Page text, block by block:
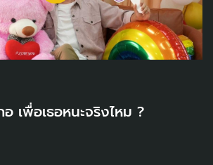
อ เพื่อเธอหนะจริงไหม ?